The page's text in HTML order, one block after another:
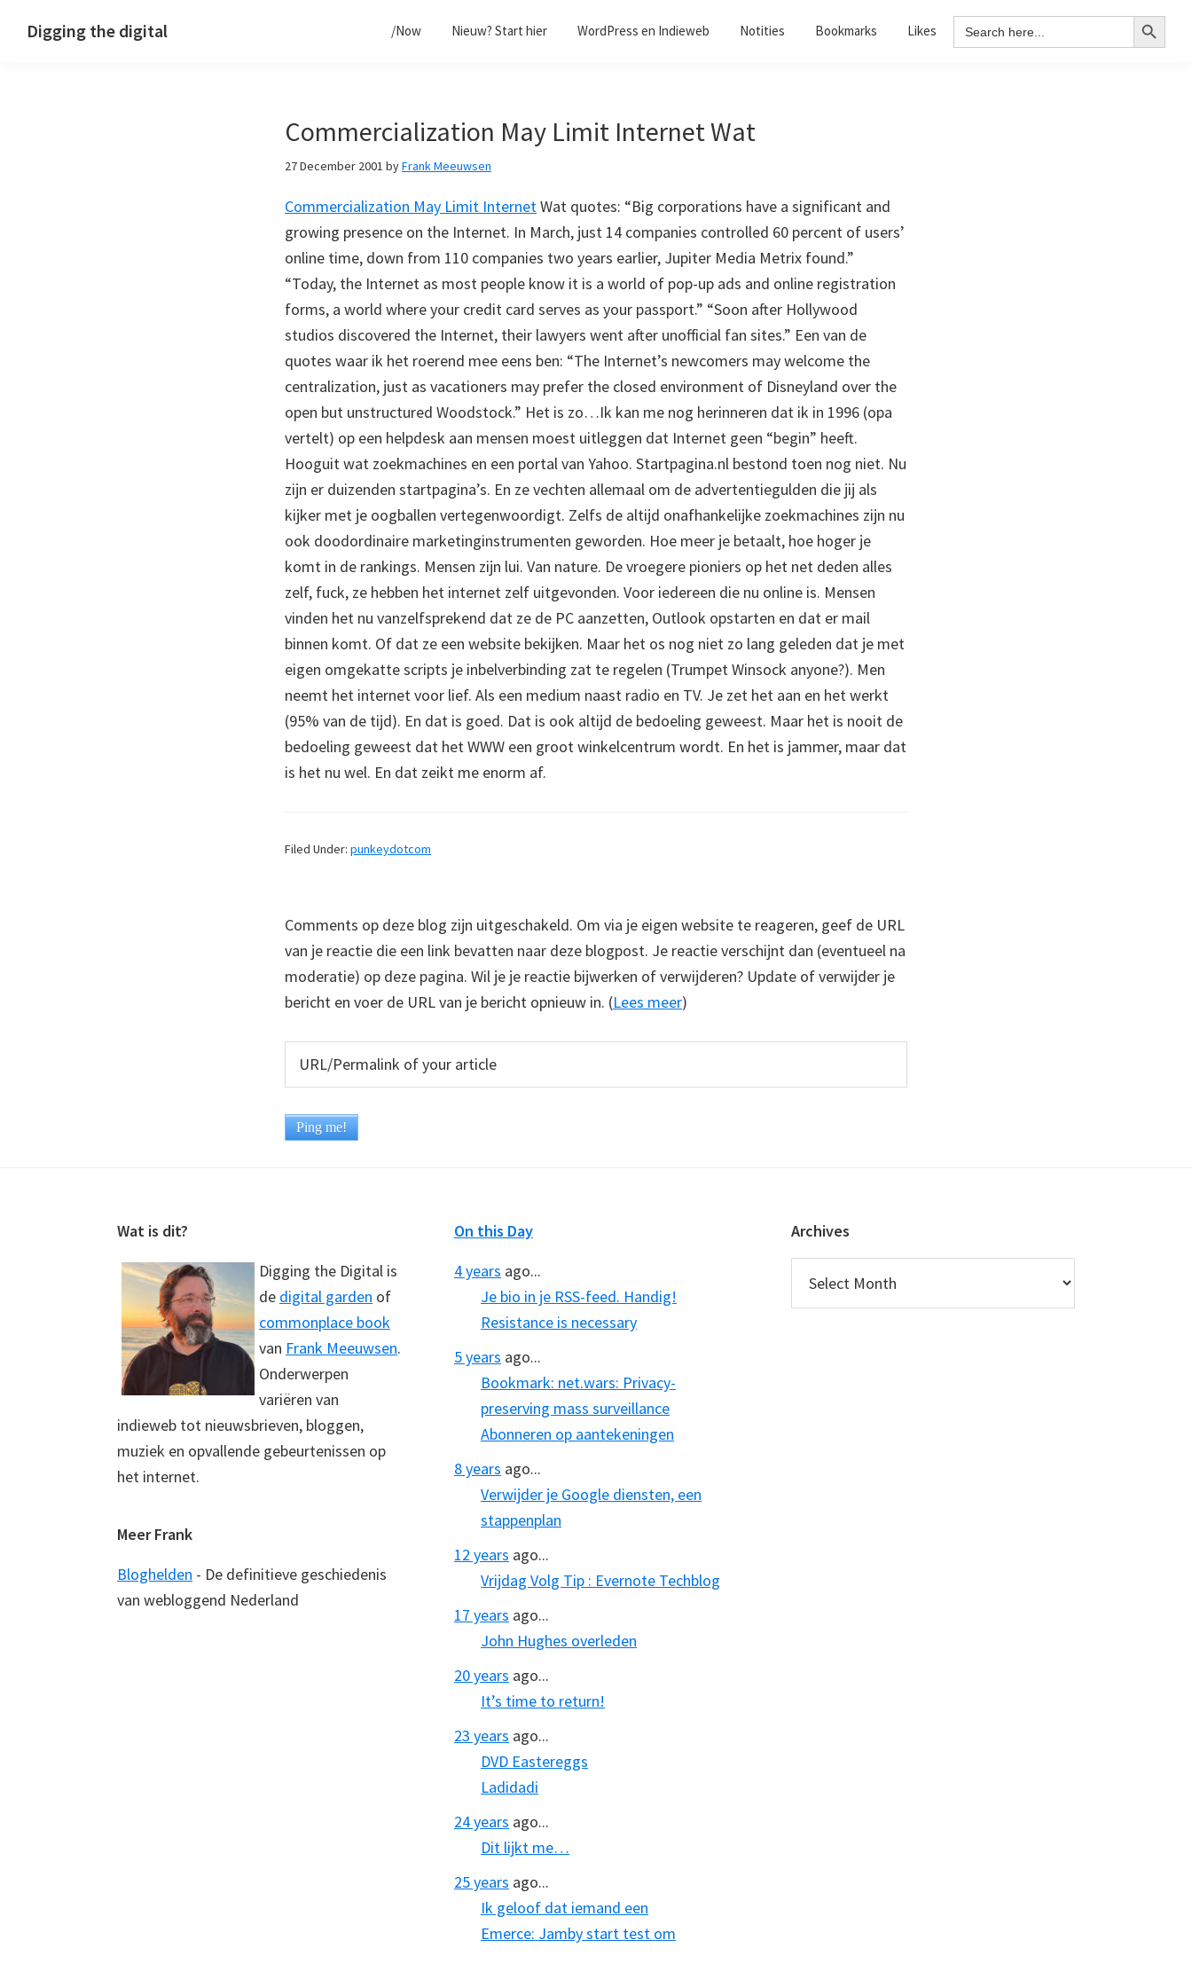
Digging the digital /Now Nieuw? Start hier WordPress en Indieweb Notities Bookmarks Likes Search
for:
Search Button
Commercialization May Limit Internet Wat
27 December 2001 byFrank Meeuwsen
Commercialization May Limit InternetWat quotes: “Big corporations have a significant and
growing presence on the Internet. In March, just 14 companies controlled 60 percent of users’
online time, down from 110 companies two years earlier, Jupiter Media Metrix found.”
“Today, the Internet as most people know it is a world of pop-up ads and online registration
forms, a world where your credit card serves as your passport.” “Soon after Hollywood
studios discovered the Internet, their lawyers went after unofficial fan sites.” Een van de
quotes waar ik het roerend mee eens ben: “The Internet’s newcomers may welcome the
centralization, just as vacationers may prefer the closed environment of Disneyland over the
open but unstructured Woodstock.” Het is zo…Ik kan me nog herinneren dat ik in 1996 (opa
vertelt) op een helpdesk aan mensen moest uitleggen dat Internet geen “begin” heeft.
Hooguit wat zoekmachines en een portal van Yahoo. Startpagina.nl bestond toen nog niet. Nu
zijn er duizenden startpagina’s. En ze vechten allemaal om de advertentiegulden die jij als
kijker met je oogballen vertegenwoordigt. Zelfs de altijd onafhankelijke zoekmachines zijn nu
ook doodordinaire marketinginstrumenten geworden. Hoe meer je betaalt, hoe hoger je
komt in de rankings. Mensen zijn lui. Van nature. De vroegere pioniers op het net deden alles
zelf, fuck, ze hebben het internet zelf uitgevonden. Voor iedereen die nu online is. Mensen
vinden het nu vanzelfsprekend dat ze de PC aanzetten, Outlook opstarten en dat er mail
binnen komt. Of dat ze een website bekijken. Maar het os nog niet zo lang geleden dat je met
eigen omgekatte scripts je inbelverbinding zat te regelen (Trumpet Winsock anyone?). Men
neemt het internet voor lief. Als een medium naast radio en TV. Je zet het aan en het werkt
(95% van de tijd). En dat is goed. Dat is ook altijd de bedoeling geweest. Maar het is nooit de
bedoeling geweest dat het WWW een groot winkelcentrum wordt. En het is jammer, maar dat
is het nu wel. En dat zeikt me enorm af.
Filed Under: punkeydotcom
Comments op deze blog zijn uitgeschakeld. Om via je eigen website te reageren, geef de URL
van je reactie die een link bevatten naar deze blogpost. Je reactie verschijnt dan (eventueel na
moderatie) op deze pagina. Wil je je reactie bijwerken of verwijderen? Update of verwijder je
bericht en voer de URL van je bericht opnieuw in. (Lees meer)
Wat is dit?
Digging the Digital is
de digital garden of
commonplace book
van Frank Meeuwsen.
Onderwerpen
variëren van
indieweb tot nieuwsbrieven, bloggen,
muziek en opvallende gebeurtenissen op
het internet.
Meer Frank
Bloghelden - De definitieve geschiedenis
van webloggend Nederland
On this Day
4 years ago...
Je bio in je RSS-feed. Handig!
Resistance is necessary
5 years ago...
Bookmark: net.wars: Privacy-
preserving mass surveillance
Abonneren op aantekeningen
8 years ago...
Verwijder je Google diensten, een
stappenplan
12 years ago...
Vrijdag Volg Tip : Evernote Techblog
17 years ago...
John Hughes overleden
20 years ago...
It’s time to return!
23 years ago...
DVD Eastereggs
Ladidadi
24 years ago...
Dit lijkt me…
25 years ago...
Ik geloof dat iemand een
Emerce: Jamby start test om
Archives